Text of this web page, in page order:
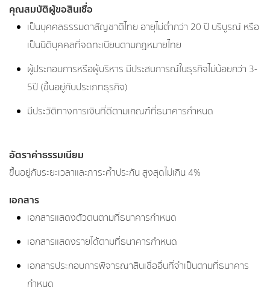
คุณสมบัติผู้ขอสินเชื่อ
เป็นบุคคลธรรมดาสัญชาติไทย อายุไม่ต่ำกว่า 20 ปี บริบูรณ์ หรือ
เป็นนิติบุคคลที่จดทะเบียนตามกฎหมายไทย
ผู้ประกอบการหรือผู้บริหาร มีประสบการณ์ในธุรกิจไม่น้อยกว่า 3-
5ปี (ขึ้นอยู่กับประเภทธุรกิจ)
มีประวัติทางการเงินที่ดีตามเกณฑ์ที่ธนาคารกำหนด
อัตราค่าธรรมเนียม
ขึ้นอยู่กับระยะเวลาและภาระค้ำประกัน สูงสุดไม่เกิน 4%
เอกสาร
เอกสารแสดงตัวตนตามที่ธนาคารกำหนด
เอกสารแสดงรายได้ตามที่ธนาคารกำหนด
เอกสารประกอบการพิจารณาสินเชื่ออื่นที่จำเป็นตามที่ธนาคาร
กำหนด